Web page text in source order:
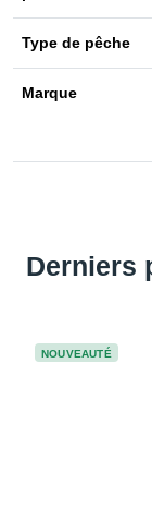
Type de pêche
Marque
Derniers
NOUVEAUTÉ